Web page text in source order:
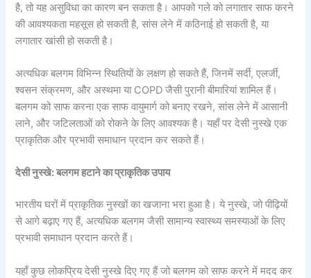
है, तो यह असुविधा का कारण बन सकता है। आपको गले को लगातार साफ करने
की आवश्यकता महसूस हो सकती है, सांस लेने में कठिनाई हो सकती है, या
लगातार खांसी हो सकती है।
अत्यधिक बलगम विभिन्न स्थितियों के लक्षण हो सकते हैं, जिनमें सर्दी, एलर्जी,
श्वसन संक्रमण, और अस्थमा या COPD जैसी पुरानी बीमारियां शामिल हैं।
बलगम को साफ करना एक साफ वायुमार्ग को बनाए रखने, सांस लेने में आसानी
लाने, और जटिलताओं को रोकने के लिए आवश्यक है। यहाँ पर देसी नुस्खे एक
प्राकृतिक और प्रभावी समाधान प्रदान कर सकते हैं।
देसी नुस्खे: बलगम हटाने का प्राकृतिक उपाय
भारतीय घरों में प्राकृतिक नुस्खों का खजाना भरा हुआ है। ये नुस्खे, जो पीढ़ियों
से आगे बढ़ाए गए हैं, अत्यधिक बलगम जैसी सामान्य स्वास्थ्य समस्याओं के लिए
प्रभावी समाधान प्रदान करते हैं।
यहाँ कुछ लोकप्रिय देसी नुस्खे दिए गए हैं जो बलगम को साफ करने में मदद कर